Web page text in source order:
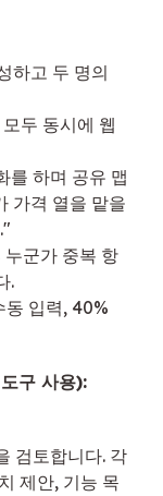
하고 두 명의
두 동시에 웹
를 하며 공유 맵
가격 열을 맡을
누군가 중복 항
.
동 입력, 40%
구 사용):
검토합니다. 각
제안, 기능 목